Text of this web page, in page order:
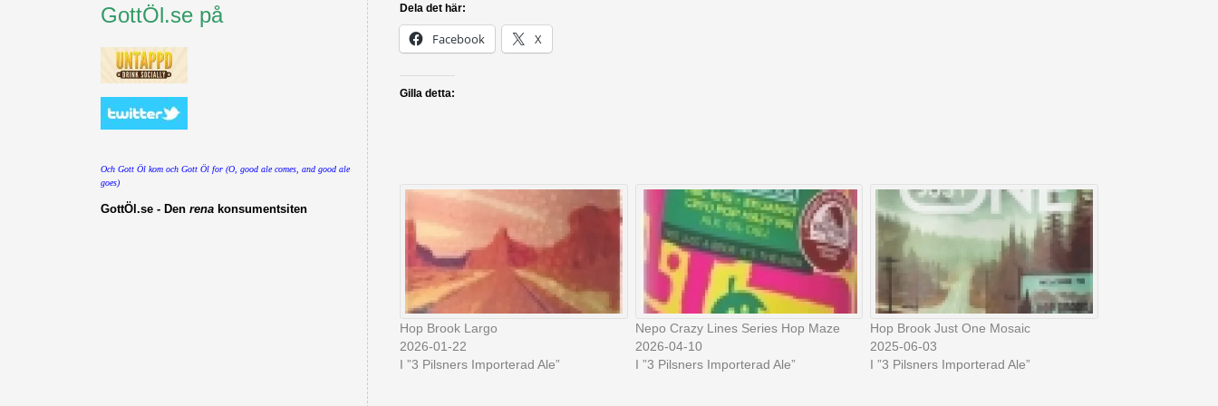
GottÖl.se på
Och Gott Öl kom och Gott Öl for (O, good ale comes, and good ale
goes)
GottÖl.se - Den rena konsumentsiten
Dela det här:
Facebook X
Gilla detta:
Hop Brook Largo
2026-01-22
I ”3 Pilsners Importerad Ale”
Nepo Crazy Lines Series Hop Maze
2026-04-10
I ”3 Pilsners Importerad Ale”
Hop Brook Just One Mosaic
2025-06-03
I ”3 Pilsners Importerad Ale”